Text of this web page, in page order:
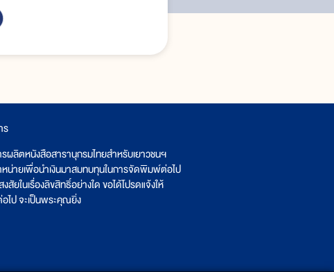
ร
ผลิตหนังสือสารานุกรมไทยสำหรับเยาวชนฯ
ำหน่ายเพื่อนำเงินมาสมทบทุนในการจัดพิมพ์ต่อไป
ในเรื่องลิขสิทธิ์อย่างใด ขอได้โปรดแจ้งให้
ไป จะเป็นพระคุณยิ่ง